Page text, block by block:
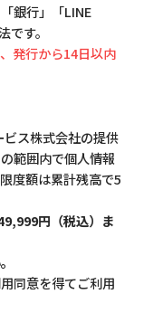
銀行」「LINE
す。
発行から14日以内
ス株式会社の提供
範囲内で個人情報
度額は累計残高で5
円（税込）ま
同意を得てご利用